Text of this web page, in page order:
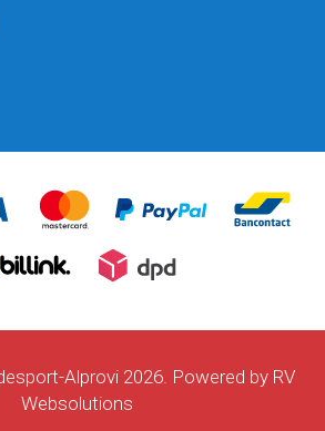
Alprovi 2026. Powered by RV
Websolutions